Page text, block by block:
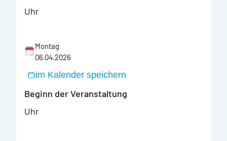
Uhr
Montag
06.04.2026
im Kalender speichern
Beginn der Veranstaltung
Uhr